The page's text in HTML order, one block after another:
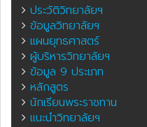
ประวัติวิทยาลัยฯ
ข้อมูลวิทยาลัยฯ
แผนยุทธศาสตร์
ผู้บริหารวิทยาลัยฯ
ข้อมูล 9 ประเภท
หลักสูตร
นักเรียนพระราชทาน
แนะนำวิทยาลัยฯ